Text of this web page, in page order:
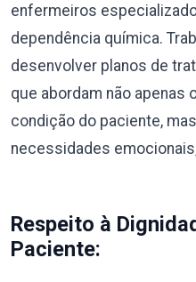
enfermeiros
dependência química.
desenvolver planos de
que abordam não
condição do paciente,
necessidades
Respeito à
Paciente: